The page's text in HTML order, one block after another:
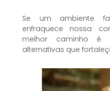
Se um ambiente
enfraquece nossa
melhor caminho é
alternativas que